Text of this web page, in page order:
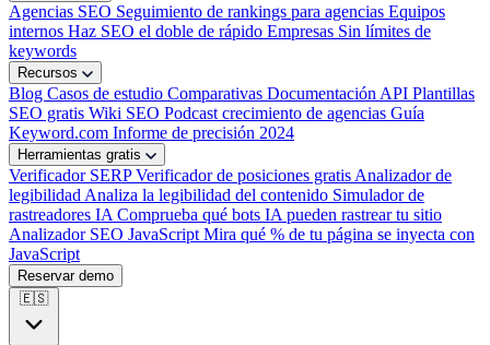
Agencias SEO Seguimiento de rankings para agencias Equipos
internos Haz SEO el doble de rápido Empresas Sin límites de
keywords
Recursos
Blog Casos de estudio Comparativas Documentación API Plantillas
SEO gratis Wiki SEO Podcast crecimiento de agencias Guía
Keyword.com Informe de precisión 2024
Herramientas gratis
Verificador SERPVerificador de posiciones gratis Analizador de
legibilidad Analiza la legibilidad del contenido Simulador de
rastreadores IA Comprueba qué bots IA pueden rastrear tu sitio
Analizador SEO JavaScript Mira qué % de tu página se inyecta con
JavaScript
Reservar demo
🇪🇸